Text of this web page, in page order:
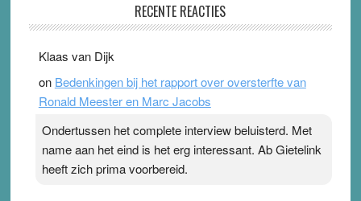
Ward van Beek
topsporters. Ze hopen ermee hun hartslag te verlagen
terwijl ze meer zuurstof opnemen. Daarop heeft zo’n
pleister geen effect. Maar het gevoel ‘makkelijker te
Pleisterplakkers in de topspsort ›[...]
RECENTE REACTIES
Klaas van Dijk
on Bedenkingen bij het rapport over oversterfte van
Ronald Meester en Marc Jacobs
Ondertussen het complete interview beluisterd. Met
name aan het eind is het erg interessant. Ab Gietelink
heeft zich prima voorbereid.